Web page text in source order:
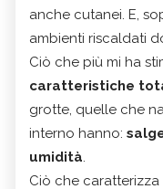
anche cutanei. E,
ambienti riscaldati
Ciò che più mi ha
caratteristiche
grotte, quelle che
interno hanno:
umidità.
Ciò che